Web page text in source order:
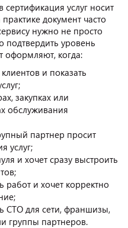
услуг носит
документ часто
нужно не просто
подтвердить уровень
оформляют, когда:
и показать
закупках или
обслуживания
партнер просит
услуг;
и хочет сразу выстроить
работ и хочет корректно
СТО для сети, франшизы,
группы партнеров.